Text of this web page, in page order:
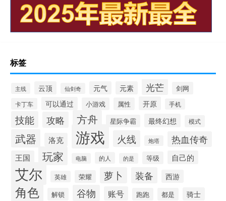
标签
主线 云顶 仙剑奇 元气 元素 光芒 剑网
卡丁车 可以通过 小游戏 属性 开原 手机
技能 攻略 方舟 星际争霸 最终幻想 模式
武器 洛克 游戏 火线 炮塔 热血传奇
王国 玩家 电脑 的人 的是 等级 自己的
艾尔 英雄 荣耀 萝卜 装备 西游
角色 解锁 谷物 账号 跑跑 都是 骑士